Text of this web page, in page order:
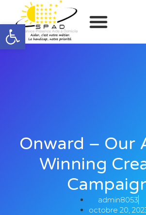
Ouvrir la barre d’outils
Onward – Our
Winning
admin8053
octobre 20,